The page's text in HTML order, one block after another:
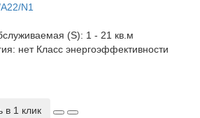
N1
(S): 1 - 21 кв.м
нетКласс энергоэффективности
в 1 клик